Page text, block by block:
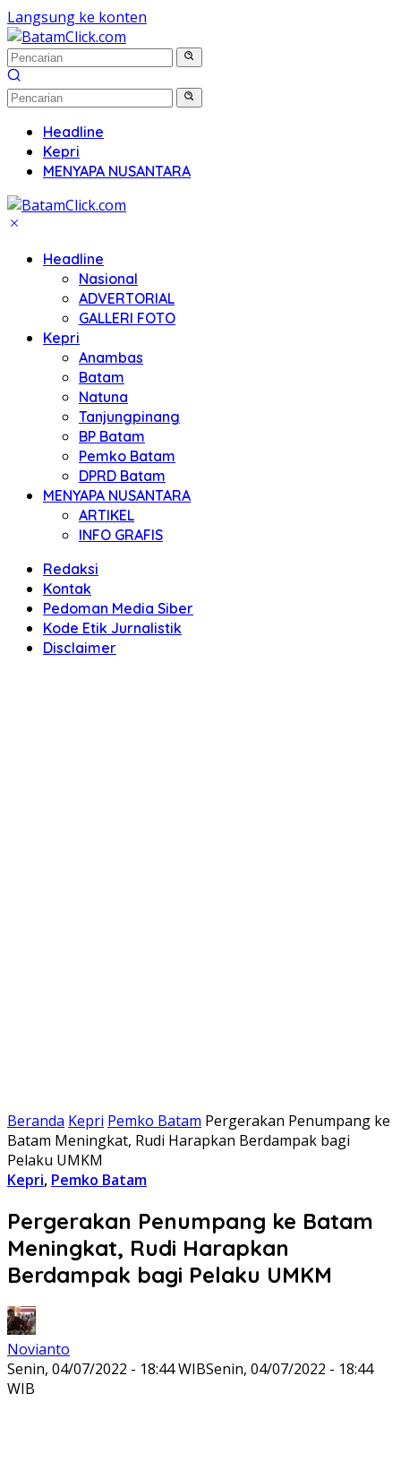
Langsung ke konten
Headline
Kepri
MENYAPA NUSANTARA
Headline
Nasional
ADVERTORIAL
GALLERI FOTO
Kepri
Anambas
Batam
Natuna
Tanjungpinang
BP Batam
Pemko Batam
DPRD Batam
MENYAPA NUSANTARA
ARTIKEL
INFO GRAFIS
Redaksi
Kontak
Pedoman Media Siber
Kode Etik Jurnalistik
Disclaimer
Beranda Kepri Pemko Batam Pergerakan Penumpang ke
Batam Meningkat, Rudi Harapkan Berdampak bagi
Pelaku UMKM
Kepri, Pemko Batam
Pergerakan Penumpang ke Batam
Meningkat, Rudi Harapkan
Berdampak bagi Pelaku UMKM
Novianto
Senin, 04/07/2022 - 18:44 WIBSenin, 04/07/2022 - 18:44
WIB